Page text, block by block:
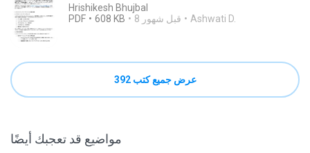
Hrishikesh Bhujbal
PDF
608 KB 8 قبل شهور Ashwati D.
عرض جميع كتب 392
مواضيع قد تعجبك أيضًا